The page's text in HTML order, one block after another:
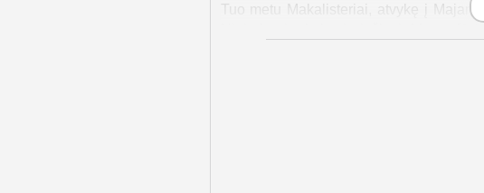
Tuo metu Makalisteriai, atvykę į